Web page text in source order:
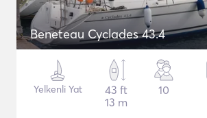
Beneteau Cyclades 43.4
Yelkenli Yat
43 ft
13 m
10